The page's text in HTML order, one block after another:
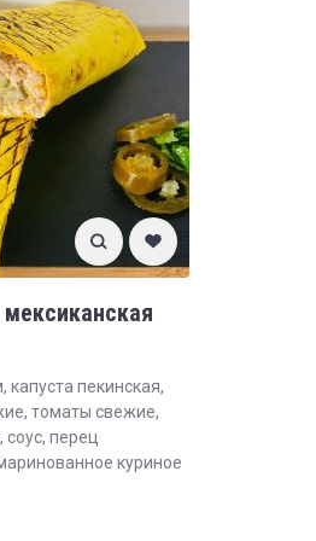
капуста пекинская,
томаты свежие,
соус, перец
куриное